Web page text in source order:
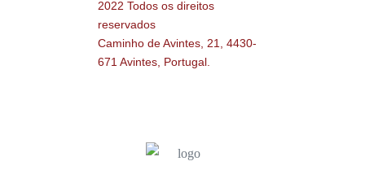
2022 Todos os direitos
reservados
Caminho de Avintes, 21, 4430-
671 Avintes, Portugal.